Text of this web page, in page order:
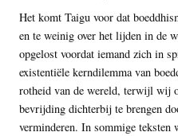
Het komt Taigu voor dat
en te weinig over het lijden in de
opgelost voordat iemand zich in
existentiële kerndilemma van
rotheid van de wereld, terwijl wij
bevrijding dichterbij te brengen
verminderen. In sommige teksten